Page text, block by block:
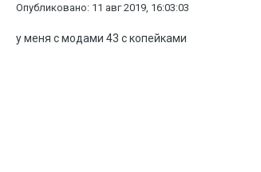
Опубликовано: 11 авг 2019, 16:03:03
у меня с модами 43 с копейками